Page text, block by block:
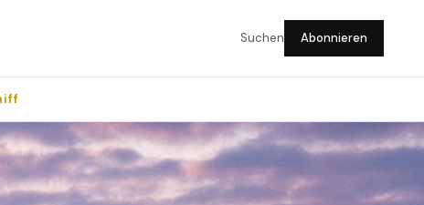
Suchen Abonnieren